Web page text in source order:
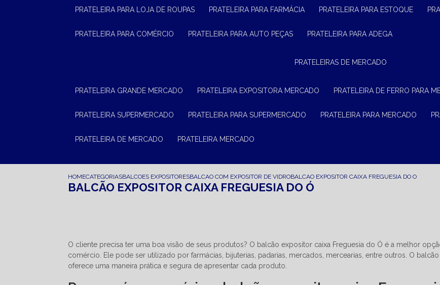
PRATELEIRA PARA LOJA DE ROUPAS PRATELEIRA PARA FARMÁCIA PRATELEIRA PARA ESTOQUE
PRATELEIRA PARA COMÉRCIO PRATELEIRA PARA AUTO PEÇAS PRATELEIRA PARA ADEGA
PRATELEIRAS DE MERCADO
PRATELEIRA GRANDE MERCADO PRATELEIRA EXPOSITORA MERCADO PRATELEIRA DE FERRO PARA
PRATELEIRA SUPERMERCADO PRATELEIRA PARA SUPERMERCADO PRATELEIRA PARA MERCADO
PRATELEIRA DE MERCADO PRATELEIRA MERCADO
HOMECATEGORIASBALCOES EXPOSITORESBALCAO COM EXPOSITOR DE VIDROBALCAO EXPOSITOR CAIXA FREGUESIA DO O
BALCÃO EXPOSITOR CAIXA FREGUESIA DO Ó
O cliente precisa ter uma boa visão de seus produtos? O balcão expositor caixa Freguesia do Ó é a melhor
comércio. Ele pode ser utilizado por farmácias, bijuterias, padarias, mercados, mercearias, entre outros. O
oferece uma maneira prática e segura de apresentar cada produto.